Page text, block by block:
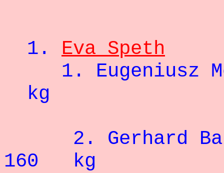
1. Eva Speth
1.
kg
2. Gerhard
160 kg